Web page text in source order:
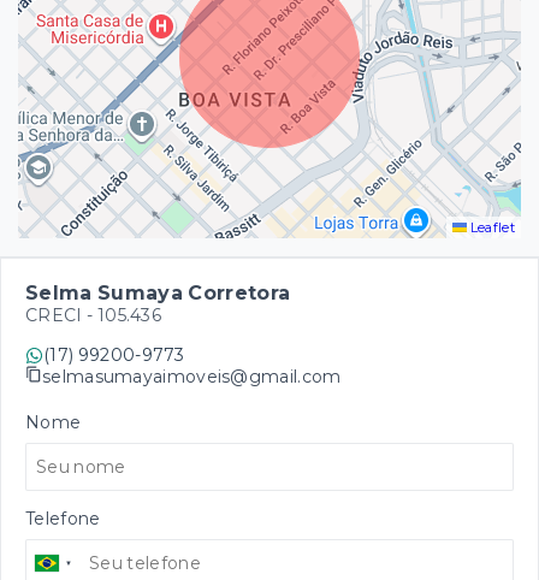
Leaflet
Selma Sumaya Corretora
CRECI - 105.436
(17) 99200-9773
selmasumayaimoveis@gmail.com
Nome
Telefone